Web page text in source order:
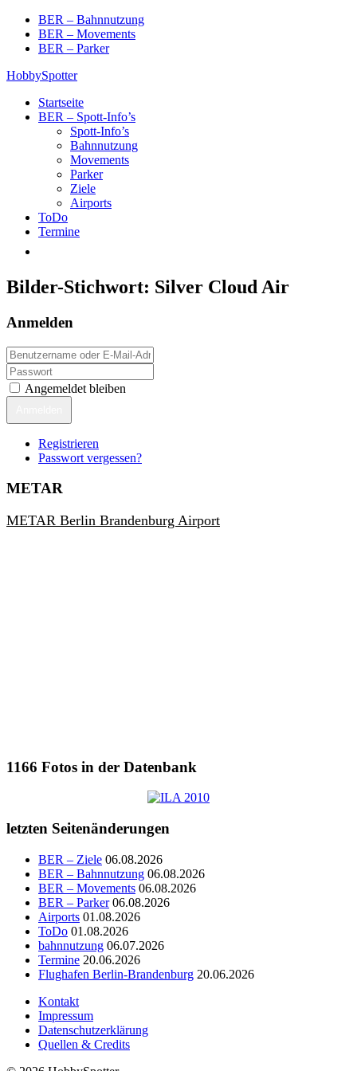
Skip
content
BER – Bahnnutzung
BER – Movements
BER – Parker
HobbySpotter
Startseite
BER – Spott-Info’s
Spott-Info’s
Bahnnutzung
Movements
Parker
Ziele
Airports
ToDo
Termine
Bilder-Stichwort: Silver Cloud Air
Anmelden
Angemeldet bleiben
Registrieren
Passwort vergessen?
METAR
METAR Berlin Brandenburg Airport
1166 Fotos in der Datenbank
letzten Seitenänderungen
BER – Ziele 06.08.2026
BER – Bahnnutzung 06.08.2026
BER – Movements 06.08.2026
BER – Parker 06.08.2026
Airports 01.08.2026
ToDo 01.08.2026
bahnnutzung 06.07.2026
Termine 20.06.2026
Flughafen Berlin-Brandenburg 20.06.2026
Kontakt
Impressum
Datenschutzerklärung
Quellen & Credits